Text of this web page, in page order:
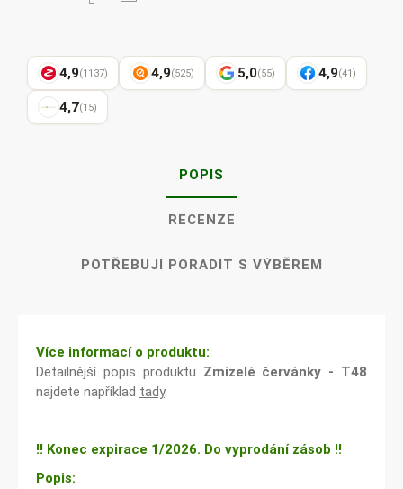
4,9(1137) 4,9(525) 5,0(55) 4,9(41)
4,7(15)
POPIS
RECENZE
POTŘEBUJI PORADIT S VÝBĚREM
Více informací o produktu:
Detailnější popis produktu Zmizelé červánky - T48
najdete například tady.
!! Konec expirace 1/2026. Do vyprodání zásob !!
Popis: